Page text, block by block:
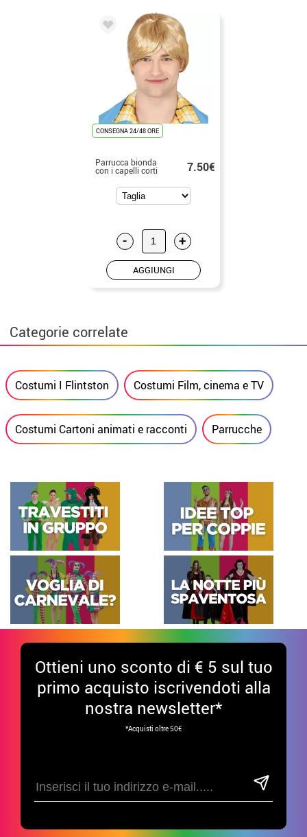
CONSEGNA 24/48 ORE
Parrucca bionda
con i capelli corti 7.50€
- +
AGGIUNGI
Categorie correlate
Costumi I Flintston Costumi Film, cinema e TV
Costumi Cartoni animati e racconti Parrucche
Ottieni uno sconto di € 5 sul tuo
primo acquisto iscrivendoti alla
nostra newsletter*
*Acquisti oltre 50€